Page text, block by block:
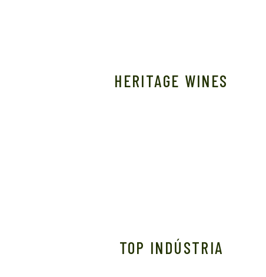
HERITAGE WINES
TOP INDÚSTRIA